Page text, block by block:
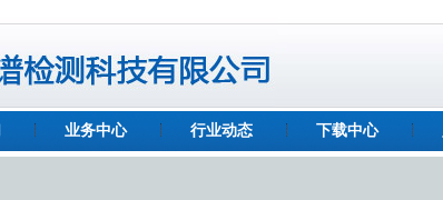
业务中心 行业动态 下载中心